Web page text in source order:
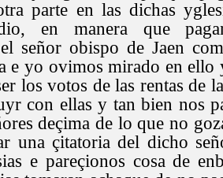
parte en las dichas
en manera que
señor obispo de Jaen
e yo ovimos mirado en ello
los votos de las rentas de
con ellas y tan bien nos
deçima de lo que no
una çitatoria del dicho
e pareçionos cosa de